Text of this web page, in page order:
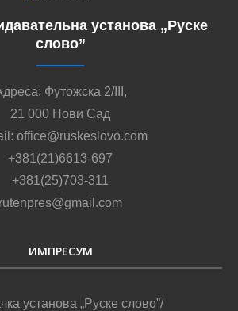
установа „Руске
слово”
Футожска 2/III,
21 000 Нови Сад
office@ruskeslovo.com
+381(21)6613-697
+381(25)703-311
rutenpres@gmail.com
ИМПРЕСУМ
установа „Руске слово”/